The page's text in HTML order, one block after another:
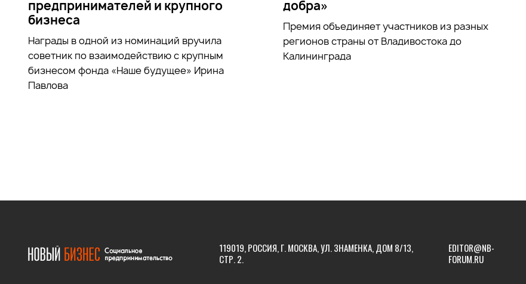
предпринимателей и крупного
бизнеса
Награды в одной из номинаций вручила
советник по взаимодействию с крупным
бизнесом фонда «Наше будущее» Ирина
Павлова
добра»
Премия объединяет участников из разных
регионов страны от Владивостока до
Калининграда
119019, РОССИЯ, Г. МОСКВА, УЛ. ЗНАМЕНКА, ДОМ 8/13,
СТР. 2.
EDITOR@NB-
FORUM.RU